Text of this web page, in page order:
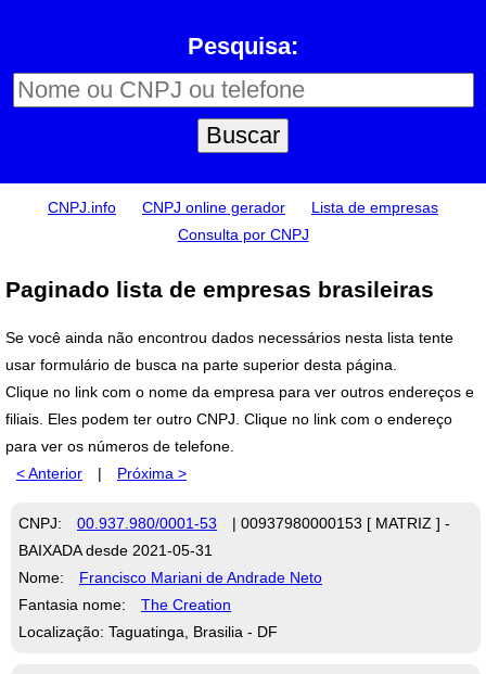
Pesquisa:
CNPJ.info CNPJ online gerador
Lista de empresas
Consulta por CNPJ
Paginado lista de empresas brasileiras
Se você ainda não encontrou dados necessários nesta lista tente
usar formulário de busca na parte superior desta página.
Clique no link com o nome da empresa para ver outros endereços e
filiais. Eles podem ter outro CNPJ. Clique no link com o endereço
para ver os números de telefone.
< Anterior
| Próxima >
CNPJ: 00.937.980/0001-53
| 00937980000153 [ MATRIZ ] -
BAIXADA desde 2021-05-31
Nome:
Francisco Mariani de Andrade Neto
Fantasia nome:
The Creation
Localização: Taguatinga, Brasilia - DF